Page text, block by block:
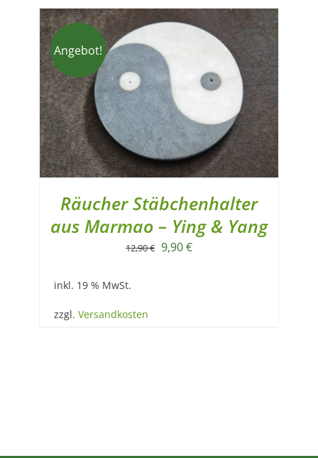
Angebot!
Räucher Stäbchenhalter
aus Marmao – Ying & Yang
12,90€ Ursprünglicher
9,90€Aktueller
inkl. 19 % MwSt.
zzgl. Versandkosten